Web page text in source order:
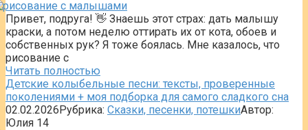
Привет, подруга! 👋 Знаешь этот страх: дать малышу
краски, а потом неделю оттирать их от кота, обоев и
собственных рук? Я тоже боялась. Мне казалось, что
рисование с
Читать полностью
Детские колыбельные песни: тексты, проверенные
поколениями + моя подборка для самого сладкого сна
02.02.2026Рубрика: Сказки, песенки, потешкиАвтор:
Юлия 14